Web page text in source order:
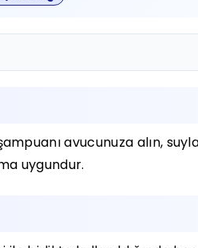
şampuanı avucunuza alın,
uygundur.